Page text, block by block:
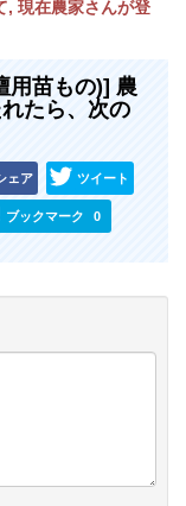
, 現在農家さんが登
用苗もの)] 農
たら、次の
ェア ツイート
ブックマーク 0